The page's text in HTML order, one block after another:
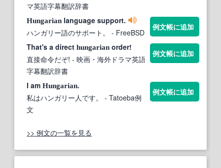
マ英語字幕翻訳辞書
Hungarian language support.
ハンガリー語のサポート。
- FreeBSD
例文帳に追加
That's a direct hungarian order!
直接命令だぞ! - 映画・海外ドラマ英語
字幕翻訳辞書
例文帳に追加
I am Hungarian.
私はハンガリー人です。
- Tatoeba例
文
例文帳に追加
>> 例文の一覧を見る